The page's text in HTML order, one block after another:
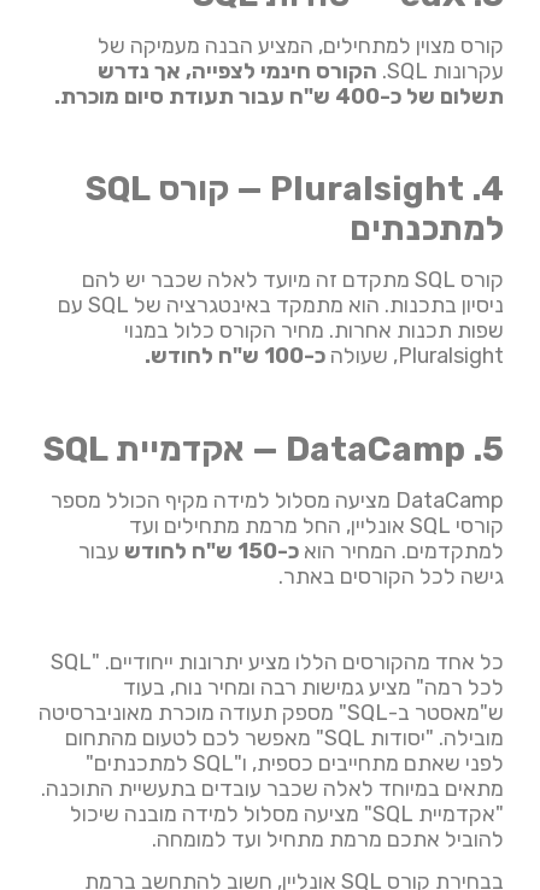
קורס מצוין למתחילים, המציע הבנה מעמיקה של
עקרונות SQL.
הקורס חינמי לצפייה, אך נדרש
תשלום של כ-400 ש"ח עבור תעודת סיום מוכרת.
4. Pluralsight — קורס
SQL
למתכנתים
קורס SQL מתקדם זה מיועד לאלה שכבר יש להם
ניסיון בתכנות. הוא מתמקד באינטגרציה של SQL עם
שפות תכנות אחרות. מחיר הקורס כלול במנוי
Pluralsight, שעולה
כ-100 ש"ח לחודש.
5. DataCamp — אקדמיית SQL
DataCamp מציעה מסלול למידה מקיף הכולל מספר
קורסי SQL אונליין, החל מרמת מתחילים ועד
למתקדמים. המחיר הוא כ-150 ש"ח לחודש
עבור
גישה לכל הקורסים באתר.
כל אחד מהקורסים הללו מציע יתרונות ייחודיים. "SQL
לכל רמה" מציע גמישות רבה ומחיר נוח, בעוד
ש"מאסטר ב-SQL" מספק תעודה מוכרת מאוניברסיטה
מובילה. "יסודות SQL" מאפשר לכם לטעום מהתחום
לפני שאתם מתחייבים כספית, ו"SQL למתכנתים"
מתאים במיוחד לאלה שכבר עובדים בתעשיית התוכנה.
"אקדמיית SQL" מציעה מסלול למידה מובנה שיכול
להוביל אתכם מרמת מתחיל ועד למומחה.
בבחירת קורס SQL אונליין, חשוב להתחשב ברמת